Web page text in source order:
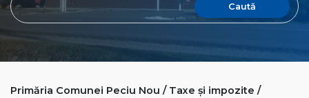
Caută
Primăria Comunei Peciu Nou / Taxe și impozite /